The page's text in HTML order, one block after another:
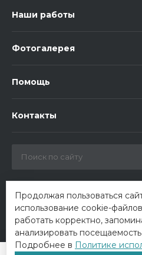
Наши работы
Фотогалерея
Помощь
Контакты
Продолжая пользоваться
использование cookie-
работать корректно,
анализировать
Подробнее в Политике